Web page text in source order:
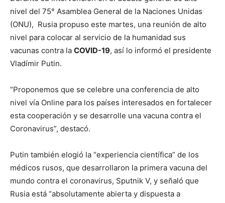
nivel del 75° Asamblea General de la Naciones Unidas
(ONU), Rusia propuso este martes, una reunión de alto
nivel para colocar al servicio de la humanidad sus
vacunas contra la COVID-19, así lo informó el presidente
Vladímir Putin.
“Proponemos que se celebre una conferencia de alto
nivel vía Online para los países interesados en fortalecer
esta cooperación y se desarrolle una vacuna contra el
Coronavirus”, destacó.
Putin también elogió la “experiencia científica” de los
médicos rusos, que desarrollaron la primera vacuna del
mundo contra el coronavirus, Sputnik V, y señaló que
Rusia está “absolutamente abierta y dispuesta a